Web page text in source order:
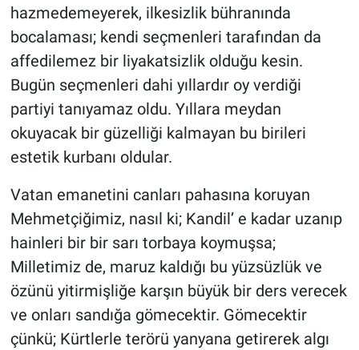
hazmedemeyerek, ilkesizlik bühranında
bocalaması; kendi seçmenleri tarafından da
affedilemez bir liyakatsizlik olduğu kesin.
Bugün seçmenleri dahi yıllardır oy verdiği
partiyi tanıyamaz oldu. Yıllara meydan
okuyacak bir güzelliği kalmayan bu birileri
estetik kurbanı oldular.
Vatan emanetini canları pahasına koruyan
Mehmetçiğimiz, nasıl ki; Kandil’ e kadar uzanıp
hainleri bir bir sarı torbaya koymuşsa;
Milletimiz de, maruz kaldığı bu yüzsüzlük ve
özünü yitirmişliğe karşın büyük bir ders verecek
ve onları sandığa gömecektir. Gömecektir
çünkü; Kürtlerle terörü yanyana getirerek algı